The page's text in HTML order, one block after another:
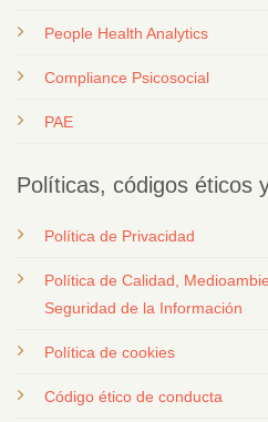
People Health Analytics
Compliance Psicosocial
PAE
Políticas, códigos éticos
Política de Privacidad
Política de Calidad,
Seguridad de la Información
Política de cookies
Código ético de conducta